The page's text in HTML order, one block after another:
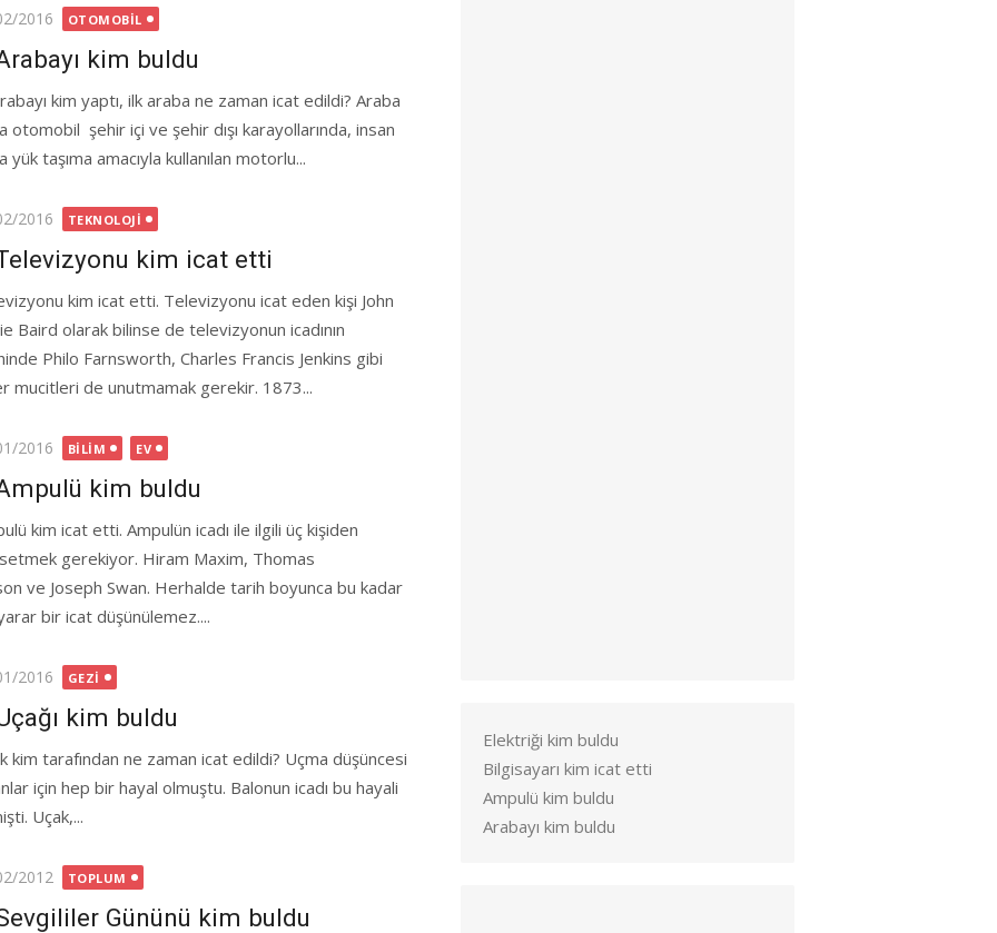
2016 OTOMOBIL
kim buldu
kim yaptı, ilk araba ne zaman icat edildi? Araba
otomobil şehir içi ve şehir dışı karayollarında, insan
yük taşıma amacıyla kullanılan motorlu...
2016 TEKNOLOJI
kim icat etti
kim icat etti. Televizyonu icat eden kişi John
Baird olarak bilinse de televizyonun icadının
Philo Farnsworth, Charles Francis Jenkins gibi
mucitleri de unutmamak gerekir. 1873...
2016 BILIM EV
kim buldu
kim icat etti. Ampulün icadı ile ilgili üç kişiden
gerekiyor. Hiram Maxim, Thomas
ve Joseph Swan. Herhalde tarih boyunca bu kadar
bir icat düşünülemez....
2016 GEZI
kim buldu
kim tarafından ne zaman icat edildi? Uçma düşüncesi
için hep bir hayal olmuştu. Balonun icadı bu hayali
Uçak,...
2012 TOPLUM
Gününü kim buldu
Elektriği kim buldu
Bilgisayarı kim icat etti
Ampulü kim buldu
Arabayı kim buldu